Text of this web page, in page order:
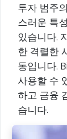
투자 범주
스러운 특
있습니다.
한 격렬한
동입니다.
사용할 수
하고 금융
습니다.